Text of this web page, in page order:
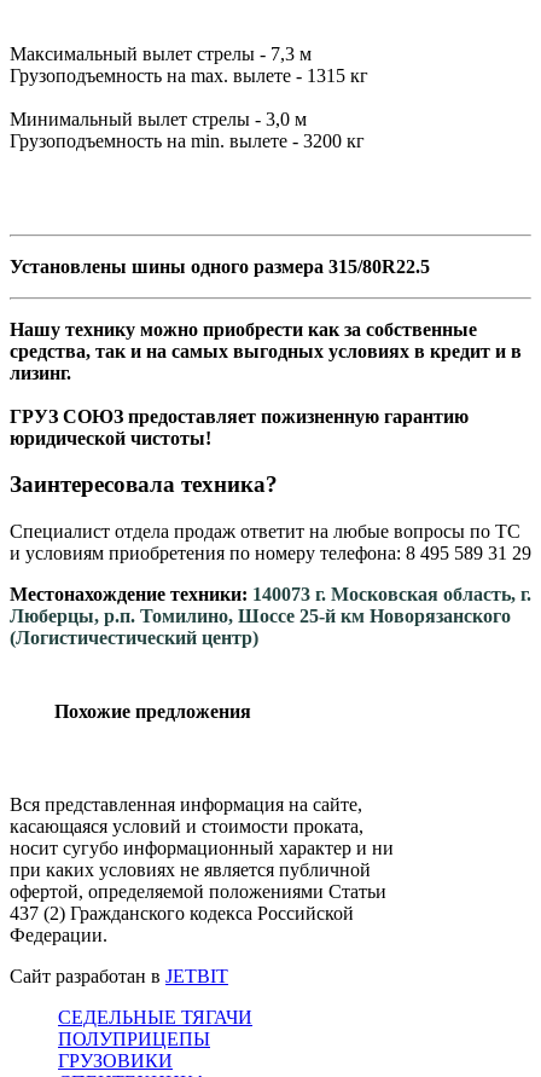
Максимальный вылет стрелы - 7,3 м
Грузоподъемность на max. вылете - 1315 кг
Минимальный вылет стрелы - 3,0 м
Грузоподъемность на min. вылете - 3200 кг
Установлены шины одного размера 315/80R22.5
Нашу технику можно приобрести как за собственные
средства, так и на самых выгодных условиях в кредит и в
лизинг.
ГРУЗ СОЮЗ предоставляет пожизненную гарантию
юридической чистоты!
Заинтересовала техника?
Специалист отдела продаж ответит на любые вопросы по ТС
и условиям приобретения по номеру телефона: 8 495 589 31 29
Местонахождение техники: 140073 г. Московская область, г.
Люберцы, р.п. Томилино, Шоссе 25-й км Новорязанского
(Логистичестический центр)
Похожие предложения
Вся представленная информация на сайте,
касающаяся условий и стоимости проката,
носит сугубо информационный характер и ни
при каких условиях не является публичной
офертой, определяемой положениями Статьи
437 (2) Гражданского кодекса Российской
Федерации.
Сайт разработан в JETBIT
СЕДЕЛЬНЫЕ ТЯГАЧИ
ПОЛУПРИЦЕПЫ
ГРУЗОВИКИ